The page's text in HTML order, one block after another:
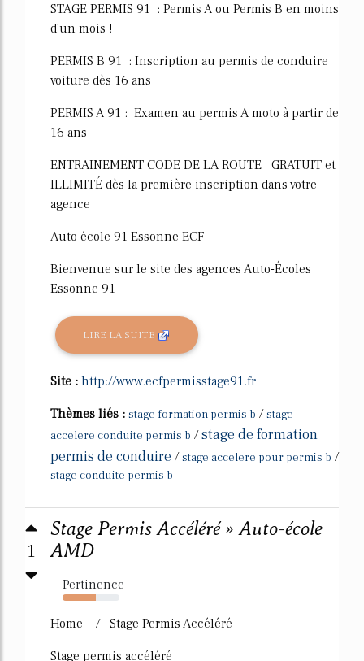
STAGE PERMIS 91 : Permis A ou Permis B en moins
d'un mois !
PERMIS B 91 : Inscription au permis de conduire
voiture dès 16 ans
PERMIS A 91 : Examen au permis A moto à partir de
16 ans
ENTRAINEMENT CODE DE LA ROUTE GRATUIT et
ILLIMITÉ dès la première inscription dans votre
agence
Auto école 91 Essonne ECF
Bienvenue sur le site des agences Auto-Écoles
Essonne 91
LIRE LA SUITE
Site : http://www.ecfpermisstage91.fr
Thèmes liés : stage formation permis b /stage
accelere conduite permis b /stage de formation
permis de conduire /stage accelere pour permis b /
stage conduite permis b
1
Stage Permis Accéléré » Auto-école
AMD
Pertinence
59%
Home / Stage Permis Accéléré
Stage permis accéléré